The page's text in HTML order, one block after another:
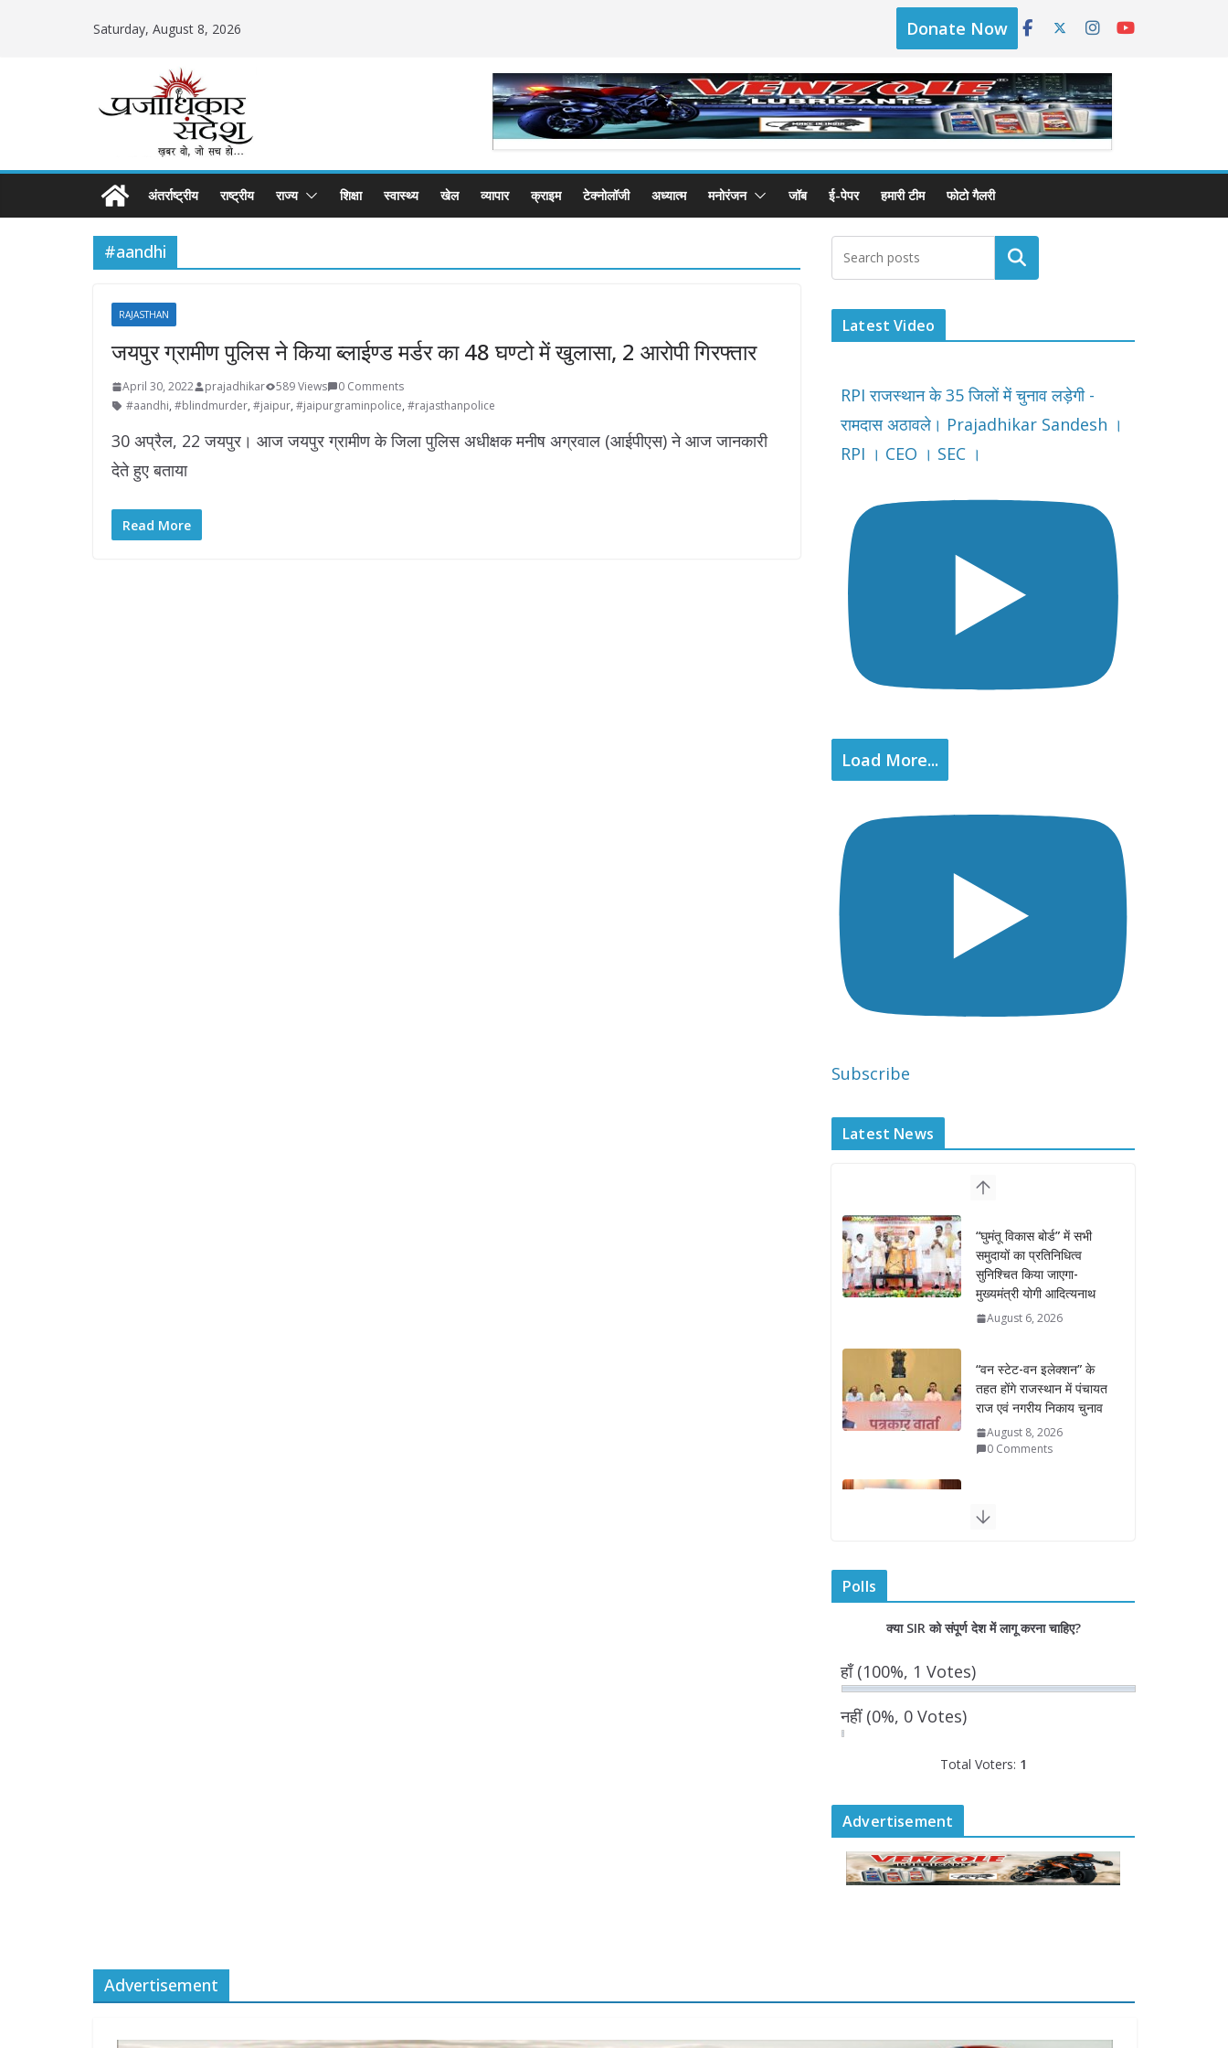
Saturday, August 8, 2026 Donate Now
अंतर्राष्ट्रीय राष्ट्रीय राज्य शिक्षा स्वास्थ्य खेल व्यापार क्राइम टेक्नोलॉजी अध्यात्म मनोरंजन जॉब ई-पेपर हमारी टीम फोटो गैलरी
#aandhi
RAJASTHAN
जयपुर ग्रामीण पुलिस ने किया ब्लाईण्ड मर्डर का 48 घण्टो में खुलासा, 2 आरोपी गिरफ्तार
April 30, 2022 prajadhikar 589 Views
0 Comments
#aandhi, #blindmurder, #jaipur, #jaipurgraminpolice, #rajasthanpolice
30 अप्रैल, 22 जयपुर। आज जयपुर ग्रामीण के जिला पुलिस अधीक्षक मनीष अग्रवाल (आईपीएस) ने आज जानकारी
देते हुए बताया
Read More
Latest Video
RPI राजस्थान के 35 जिलों में चुनाव लड़ेगी -
रामदास अठावले। Prajadhikar Sandesh ।
RPI । CEO । SEC ।
Load More...
Subscribe
Latest News
“वन स्टेट-वन इलेक्शन” के
तहत होंगे राजस्थान में पंचायत
राज एवं नगरीय निकाय चुनाव
August 8, 2026
0 Comments
राज्यपाल ने हथकरघा दिवस
पर घुमंतू जनजाति महिलाओं
को किया सम्मानित
August 7, 2026
August 7, 2026
August 7, 2026
मुख्यमंत्री योगी आदित्यनाथ
Polls
क्या SIR को संपूर्ण देश में लागू करना चाहिए?
हाँ(100%, 1 Votes)
नहीं(0%, 0 Votes)
Total Voters: 1
Advertisement
Advertisement